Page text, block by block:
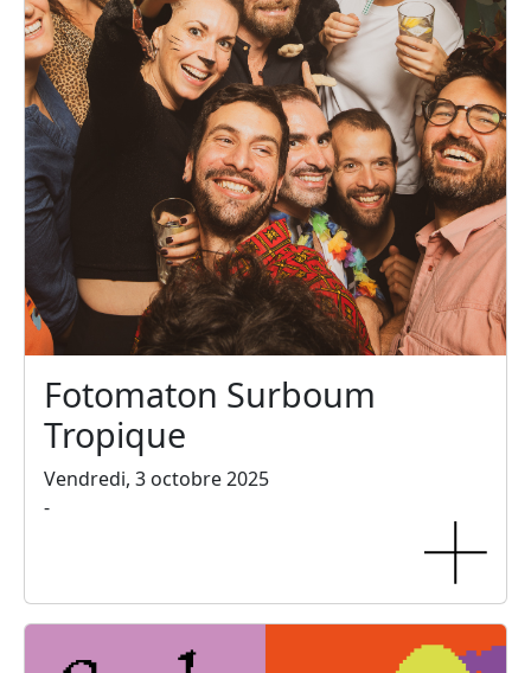
Fotomaton Surboum
Tropique
Vendredi, 3 octobre 2025
-